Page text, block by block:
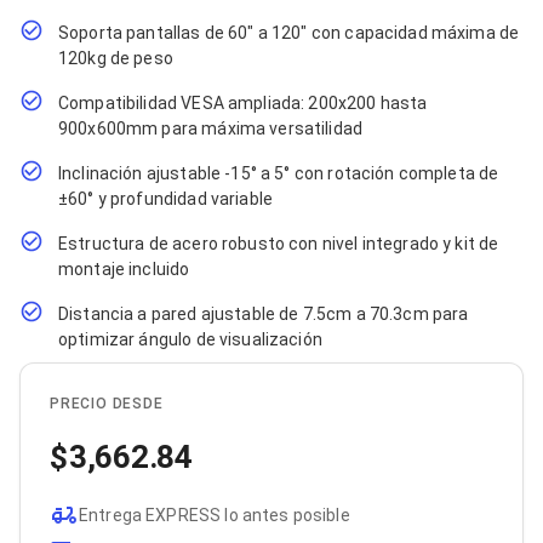
Cables Coaxiales
Accesorios para Cables
Jacks de Red
Conectores
Tapas y Cajas
Pinzas Ponchadoras
Probadores de Cable
Protectores para Cables
Cables para Impresoras
Cableado Estructurado
Sujetadores de Cables
Cinchos
Adaptadores PC
Adaptadores PC USB
Adaptadores PC Serial
Adaptadores PC IDE
Adaptadores PC Teclado
Soporta pantallas de 60" a 120" con capacidad máxima de
120kg de peso
Compatibilidad VESA ampliada: 200x200 hasta
900x600mm para máxima versatilidad
Inclinación ajustable -15° a 5° con rotación completa de
±60° y profundidad variable
Estructura de acero robusto con nivel integrado y kit de
montaje incluido
Distancia a pared ajustable de 7.5cm a 70.3cm para
optimizar ángulo de visualización
PRECIO DESDE
3,662.84
Entrega EXPRESS lo antes posible